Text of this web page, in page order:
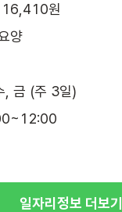
16,410원
양
, 금 (주 3일)
일자리정보 더보기